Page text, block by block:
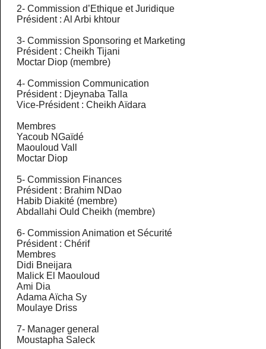
2- Commission d’Ethique et Juridique
Président : Al Arbi khtour
3- Commission Sponsoring et Marketing
Président : Cheikh Tijani
Moctar Diop (membre)
4- Commission Communication
Président : Djeynaba Talla
Vice-Président : Cheikh Aïdara
Membres
Yacoub NGaïdé
Maouloud Vall
Moctar Diop
5- Commission Finances
Président : Brahim NDao
Habib Diakité (membre)
Abdallahi Ould Cheikh (membre)
6- Commission Animation et Sécurité
Président : Chérif
Membres
Didi Bneijara
Malick El Maouloud
Ami Dia
Adama Aïcha Sy
Moulaye Driss
7- Manager general
Moustapha Saleck